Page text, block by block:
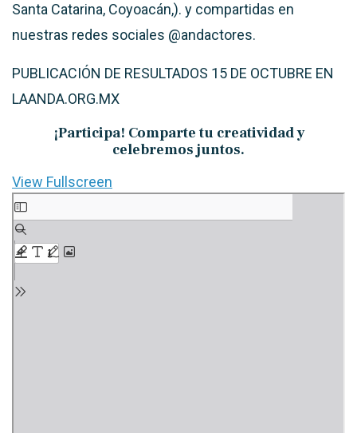
Santa Catarina, Coyoacán,). y compartidas en
nuestras redes sociales @andactores.
PUBLICACIÓN DE RESULTADOS 15 DE OCTUBRE EN
LAANDA.ORG.MX
¡Participa! Comparte tu creatividad y
celebremos juntos.
View Fullscreen
Saltar
al
contenido
del
PDF